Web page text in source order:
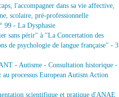
l'accompagner dans sa vie affective,
scolaire, pré-professionnelle
99 - La Dysphasie
sans périr" à "La Concertation des
de psychologie de langue française" - 3
- Autisme - Consultation historique -
au processus European Autism Action
scientifique et pratique d'ANAE